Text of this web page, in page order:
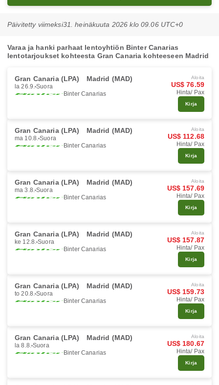
Päivitetty viimeksi31. heinäkuuta 2026 klo 09.06 UTC+0
Varaa ja hanki parhaat lentoyhtiön Binter Canarias
lentotarjoukset kohteesta Gran Canaria kohteeseen Madrid
Gran Canaria (LPA) Madrid (MAD)
la 26.9. Suora
Binter Canarias
Aloita
US$ 76.59
Hinta/ Pax
Kirja
Gran Canaria (LPA) Madrid (MAD)
ma 10.8. Suora
Binter Canarias
Aloita
US$ 112.68
Hinta/ Pax
Kirja
Gran Canaria (LPA) Madrid (MAD)
ma 3.8. Suora
Binter Canarias
Aloita
US$ 157.69
Hinta/ Pax
Kirja
Gran Canaria (LPA) Madrid (MAD)
ke 12.8. Suora
Binter Canarias
Aloita
US$ 157.87
Hinta/ Pax
Kirja
Gran Canaria (LPA) Madrid (MAD)
to 20.8. Suora
Binter Canarias
Aloita
US$ 159.73
Hinta/ Pax
Kirja
Gran Canaria (LPA) Madrid (MAD)
la 8.8. Suora
Binter Canarias
Aloita
US$ 180.67
Hinta/ Pax
Kirja